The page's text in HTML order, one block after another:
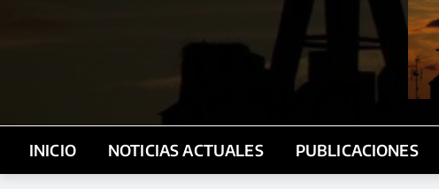
INICIO NOTICIAS ACTUALES PUBLICACIONES